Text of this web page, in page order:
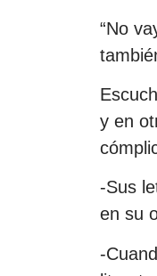
“No
y en
-Sus
en su
-